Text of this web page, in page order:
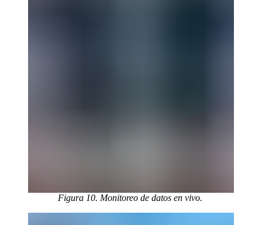
Figura 10. Monitoreo de datos en vivo.